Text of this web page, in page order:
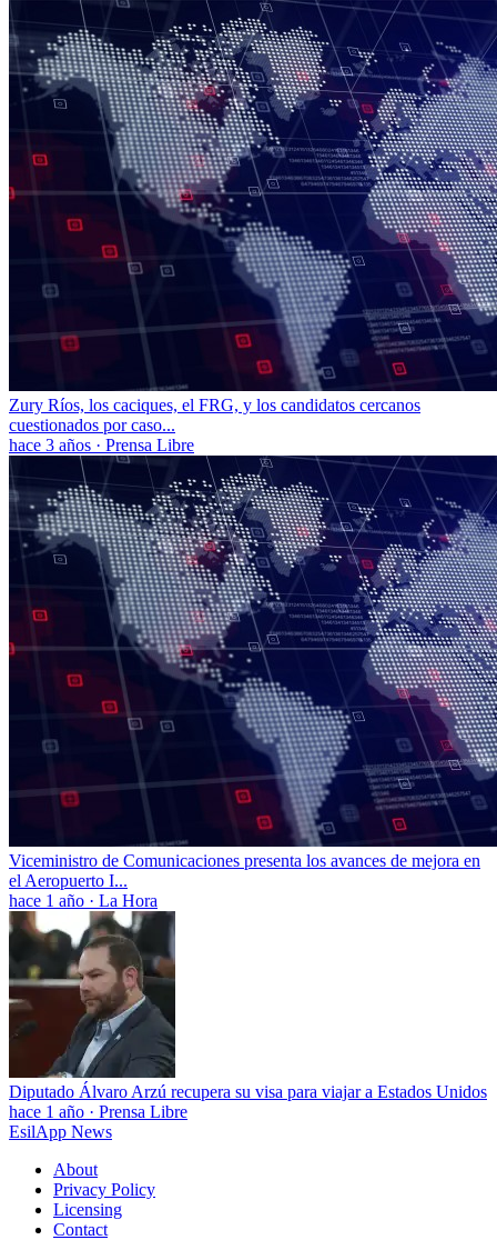
Zury Ríos, los caciques, el FRG, y los candidatos cercanos
cuestionados por caso...
hace 3 años · Prensa Libre
Viceministro de Comunicaciones presenta los avances de mejora en
el Aeropuerto I...
hace 1 año · La Hora
Diputado Álvaro Arzú recupera su visa para viajar a Estados Unidos
hace 1 año · Prensa Libre
EsilApp News
About
Privacy Policy
Licensing
Contact